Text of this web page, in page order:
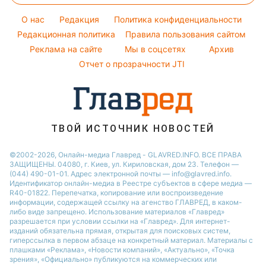
Настя Каменских
Виталий Козловский
Потап
Советы от Андре Тана
Новости Полтавы
Новости Сум
Новости Тернополя
Новости Черкассы
Новости Одессы
Оптические иллюзии
Народные приметы
Все о шоу-бизнесе
O нас Редакция
Политика конфиденциальности
Редакционная политика
Правила пользования сайтом
Реклама на сайте
Мы в соцсетях
Архив
Отчет о прозрачности JTI
ТВОЙ ИСТОЧНИК НОВОСТЕЙ
©2002-2026, Онлайн-медиа Главред - GLAVRED.INFO. ВСЕ ПРАВА
ЗАЩИЩЕНЫ. 04080, г. Киев, ул. Кириловская, дом 23. Телефон —
(044) 490-01-01. Адрес электронной почты — info@glavred.info.
Идентификатор онлайн-медиа в Реестре cубъектов в сфере медиа —
R40-01822. Перепечатка, копирование или воспроизведение
информации, содержащей ссылку на агенство ГЛАВРЕД, в каком-
либо виде запрещено. Использование материалов «Главред»
разрешается при условии ссылки на «Главред». Для интернет-
изданий обязательна прямая, открытая для поисковых систем,
гиперссылка в первом абзаце на конкретный материал. Материалы с
плашками «Реклама», «Новости компаний», «Актуально», «Точка
зрения», «Официально» публикуются на коммерческих или